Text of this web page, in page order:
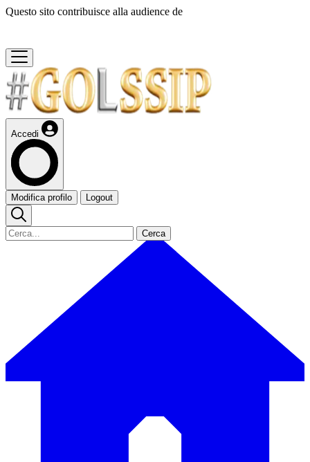
Questo sito contribuisce alla audience de
Accedi
Modifica profilo Logout
Cerca